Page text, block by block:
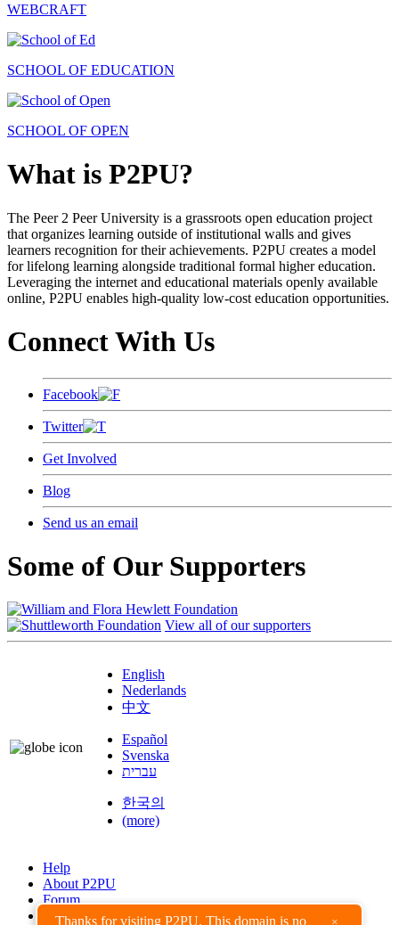
Thanks for visiting P2PU. This domain is no ×
WEBCRAFT
SCHOOL OF EDUCATION
SCHOOL OF OPEN
What is P2PU?
The Peer 2 Peer University is a grassroots open education project
that organizes learning outside of institutional walls and gives
learners recognition for their achievements. P2PU creates a model
for lifelong learning alongside traditional formal higher education.
Leveraging the internet and educational materials openly available
online, P2PU enables high-quality low-cost education opportunities.
Connect With Us
Facebook
Twitter
Get Involved
Blog
Send us an email
Some of Our Supporters
View all of our supporters
English
Nederlands
中文
Español
Svenska
עברית
한국의
(more)
Help
About P2PU
Forum
Found a Bug?